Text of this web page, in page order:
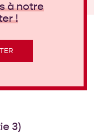
à notre
!
3)